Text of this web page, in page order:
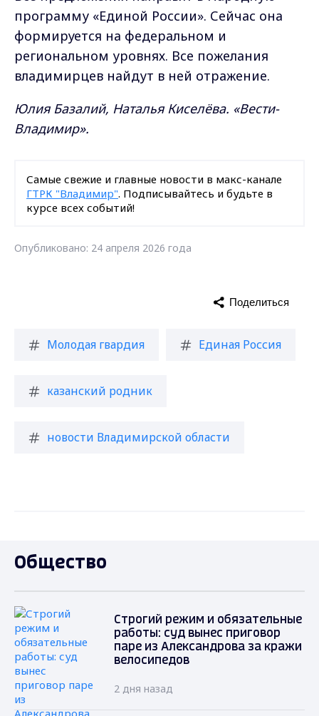
программу «Единой России». Сейчас она
формируется на федеральном и
региональном уровнях. Все пожелания
владимирцев найдут в ней отражение.
Юлия Базалий, Наталья Киселёва. «Вести-
Владимир».
Самые свежие и главные новости в макс-канале
ГТРК "Владимир". Подписывайтесь и будьте в
курсе всех событий!
Опубликовано: 24 апреля 2026 года
Молодая гвардия Единая Россия
казанский родник
новости Владимирской области
Поделиться
Общество
Строгий режим и обязательные
работы: суд вынес приговор
паре из Александрова за кражи
велосипедов
2 дня назад